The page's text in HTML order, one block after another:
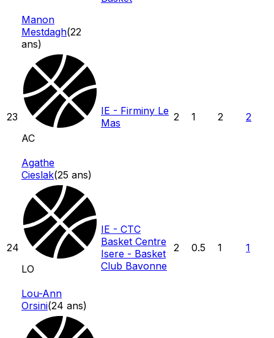
Manon
Mestdagh(22
ans)
23
AC
Agathe
Cieslak(25 ans)
IE - Firminy Le
Mas
2 1 2 2
24
LO
Lou-Ann
Orsini(24 ans)
IE - CTC
Basket Centre
Isere - Basket
Club Bavonne
2 0.5 1 1